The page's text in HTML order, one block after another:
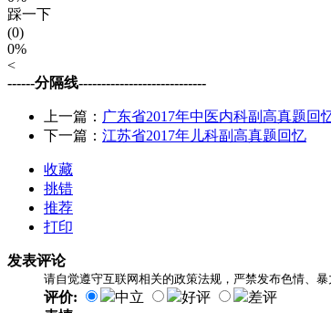
踩一下
(0)
0%
<
------分隔线----------------------------
上一篇： 广东省2017年中医内科副高真题回
下一篇： 江苏省2017年儿科副高真题回忆
收藏
挑错
推荐
打印
发表评论
请自觉遵守互联网相关的政策法规，严禁发布色情、暴
评价: 中立 好评
差评